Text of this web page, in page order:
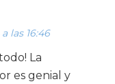
las 16:46
La
es genial y